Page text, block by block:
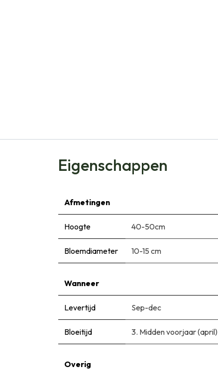
Eigenschappen
Afmetingen
Hoogte 40-50cm
Bloemdiameter 10-15 cm
Wanneer
Levertijd Sep-dec
Bloeitijd 3. Midden voorjaar (april)
Overig